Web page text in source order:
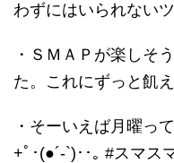
わずにはいられない
・ＳＭＡＰが楽しそ
た。これにずっと飢
・そーいえば月曜っ
+ﾟ･(●´‐`)･･｡ #スマス